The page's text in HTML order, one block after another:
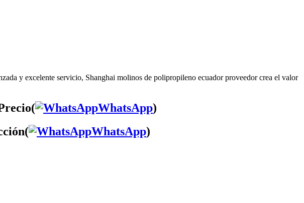
y excelente servicio, Shanghai molinos de polipropileno ecuador proveedor crea el valor
WhatsApp)
WhatsApp)